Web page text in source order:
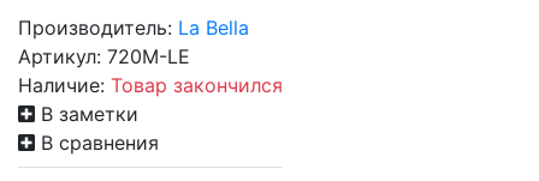
Производитель: La Bella
Артикул: 720M-LE
Наличие: Товар закончился
В заметки
В сравнения